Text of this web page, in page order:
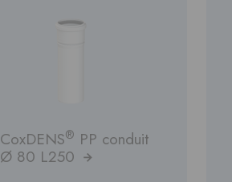
CoxDENS® PP conduit
Ø 80 L250